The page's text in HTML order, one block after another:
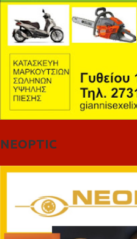
NEOPTIC